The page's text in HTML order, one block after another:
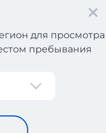
для просмотра
пребывания